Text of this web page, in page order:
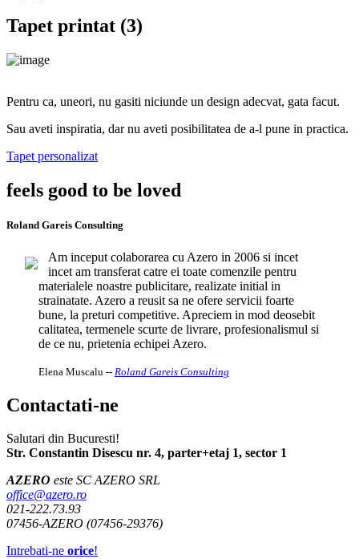
Tapet printat (3)
Pentru ca, uneori, nu gasiti niciunde un design adecvat, gata facut.
Sau aveti inspiratia, dar nu aveti posibilitatea de a-l pune in practica.
Tapet personalizat
feels good to be loved
Roland Gareis Consulting
Am inceput colaborarea cu Azero in 2006 si incet
incet am transferat catre ei toate comenzile pentru
materialele noastre publicitare, realizate initial in
strainatate. Azero a reusit sa ne ofere servicii foarte
bune, la preturi competitive. Apreciem in mod deosebit
calitatea, termenele scurte de livrare, profesionalismul si
de ce nu, prietenia echipei Azero.
Elena Muscalu -- Roland Gareis Consulting
Contactati-ne
Salutari din Bucuresti!
Str. Constantin Disescu nr. 4, parter+etaj 1, sector 1
AZERO este SC AZERO SRL
office@azero.ro
021-222.73.93
07456-AZERO (07456-29376)
Intrebati-ne orice!